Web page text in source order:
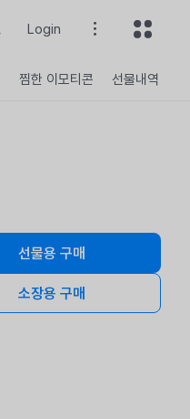
Login
찜한 이모티콘 선물내역
선물용 구매
소장용 구매
구매개수